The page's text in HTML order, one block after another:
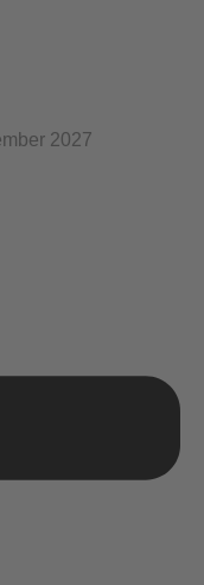
2027